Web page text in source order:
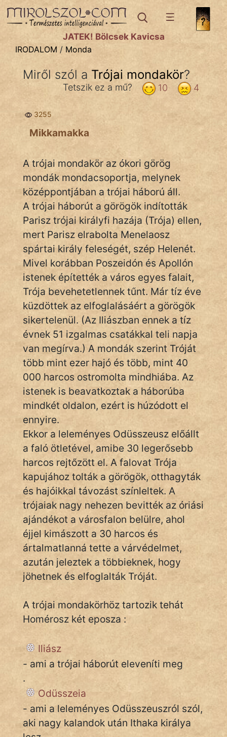
IRODALOMtémák:
Dráma
Költemény
Komédia
Legenda
Mese
Mitológia
Monda
Novella
És
Elbeszélés
Regény
Tanmese
Vers
IRODALOM
SZÓLÁS
És
KÖZMONDÁS
PSZICHO
ZENE
FILM
ÉLETMÓD
MAGYARSÁG
TÖRTÉNELEM
Népszerű szerzőink:
cinege
fantom
Hunor
Jób Gedeon
JÁTÉK! Bölcsek Kavicsa
IRODALOM / Monda
Miről szól a Trójai mondakör?
4
10
Tetszik ez a mű?
3255
Mikkamakka
A trójai mondakör az ókori görög
mondák mondacsoportja, melynek
középpontjában a trójai háború áll.
A trójai háborút a görögök indították
Parisz trójai királyfi hazája (Trója) ellen,
mert Parisz elrabolta Menelaosz
spártai király feleségét, szép Helenét.
Mivel korábban Poszeidón és Apollón
istenek építették a város egyes falait,
Trója bevehetetlennek tűnt. Már tíz éve
küzdöttek az elfoglalásáért a görögök
sikertelenül. (Az Iliászban ennek a tíz
évnek 51 izgalmas csatákkal teli napja
van megírva.) A mondák szerint Tróját
több mint ezer hajó és több, mint 40
000 harcos ostromolta mindhiába. Az
istenek is beavatkoztak a háborúba
mindkét oldalon, ezért is húzódott el
ennyire.
Ekkor a leleményes Odüsszeusz előállt
a faló ötletével, amibe 30 legerősebb
harcos rejtőzött el. A falovat Trója
kapujához tolták a görögök, otthagyták
és hajóikkal távozást színleltek. A
trójaiak nagy nehezen bevitték az óriási
ajándékot a városfalon belülre, ahol
éjjel kimászott a 30 harcos és
ártalmatlanná tette a várvédelmet,
azután jeleztek a többieknek, hogy
jöhetnek és elfoglalták Tróját.
A trójai mondakörhöz tartozik tehát
Homérosz két eposza :
Iliász
- ami a trójai háborút eleveníti meg
.
Odüsszeia
- ami a leleményes Odüsszeuszról szól,
aki nagy kalandok után Ithaka királya